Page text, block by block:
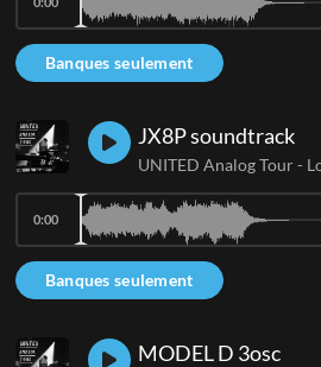
Banques seulement
JX8P soundtrack
Banques seulement
0:00
MODEL D 3osc